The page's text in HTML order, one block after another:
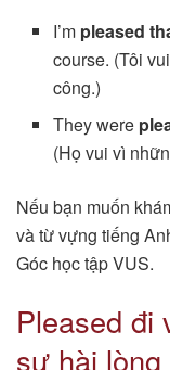
I’m pleased
course. (Tôi
công.)
They were
(Họ vui vì
Nếu bạn muốn
và từ vựng tiếng
Góc học tập VUS.
Pleased đi
sự hài